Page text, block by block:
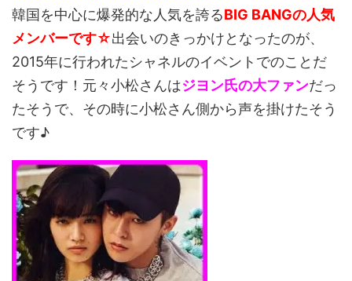
韓国を中心に爆発的な人気を誇るBIG BANGの人気
メンバーです☆出会いのきっかけとなったのが、
2015年に行われたシャネルのイベントでのことだ
そうです！元々小松さんはジヨン氏の大ファンだっ
たそうで、その時に小松さん側から声を掛けたそう
です♪